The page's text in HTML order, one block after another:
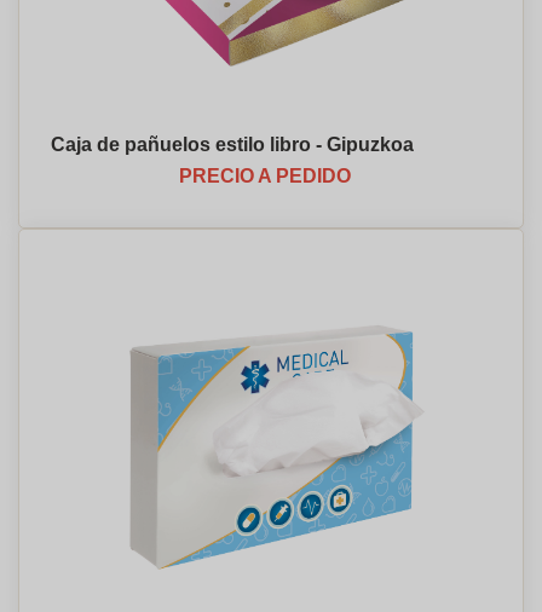
Caja de pañuelos estilo libro - Gipuzkoa
PRECIO A PEDIDO